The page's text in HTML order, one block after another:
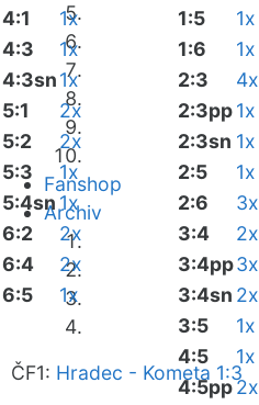
Fanshop
Archiv
ČF1: Hradec - Kometa 1:3
4:1
1x
4:3
1x
4:3sn1x
5:1
2x
5:2
2x
5:3
1x
5:4sn 1x
6:2
2x
6:4
2x
6:5
1x
1:5
1x
1:6
1x
2:3
4x
2:3pp1x
2:3sn 1x
2:5
1x
2:6
3x
3:4
2x
3:4pp3x
3:4sn 2x
3:5
1x
4:5
1x
4:5pp2x